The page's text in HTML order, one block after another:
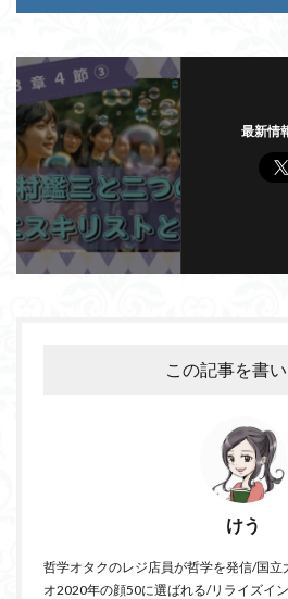
最新情
この記事を書い
けう
哲学オタクのレジ店員が哲学を発信/国
オ2020年の顔50に選ばれる/リライズイ